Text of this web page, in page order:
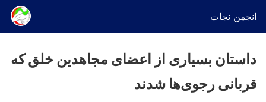
انجمن نجات
داستان بسیاری از اعضای مجاهدین خلق که
قربانی رجوی‌ها شدند